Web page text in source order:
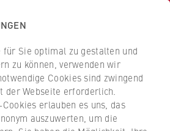
für Sie optimal zu gestalten und
zu können, verwenden wir
Cookies sind zwingend
Webseite erforderlich.
erlauben es uns, das
auszuwerten, um die